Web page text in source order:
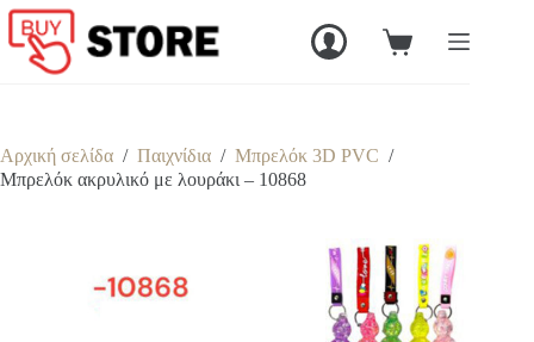
Μετάβαση
στο
περιεχόμενο
Καλάθι
Αρχική σελίδα / Παιχνίδια / Μπρελόκ 3D PVC /
Mπρελόκ ακρυλικό με λουράκι – 10868